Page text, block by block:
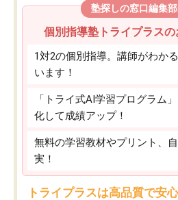
塾探しの窓口編集
個別指導塾トライプラス
1対2の個別指導。講師がわか
います！
「トライ式AI学習プログラム
化して成績アップ！
無料の学習教材やプリント、
実！
トライプラスは高品質で安